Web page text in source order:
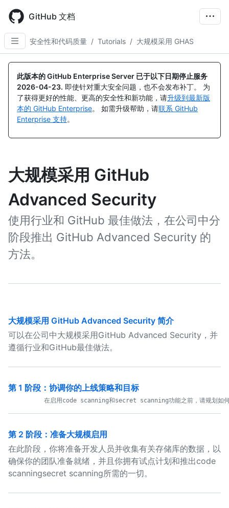
main
content
GitHub 文档
安全性和代码质量 / Tutorials / 大规模采用 GHAS
此版本的 GitHub Enterprise Server 已于以下日期停止服务
2026-04-23. 即使针对重大安全问题，也不会发布补丁。 为
了获得更好的性能、更高的安全性和新功能，请升级到最新版
本的 GitHub Enterprise。 如需升级帮助，请联系 GitHub
Enterprise 支持。
大规模采用 GitHub
Advanced Security
使用行业和 GitHub 最佳做法，在公司中分
阶段推出 GitHub Advanced Security 的
方法。
大规模采用 GitHub Advanced Security 简介
可以在公司中大规模采用GitHub Advanced Security，并
遵循行业和GitHub最佳做法。
第 1 阶段：协调你的上线策略和目标
第 2 阶段：准备大规模启用
在此阶段，你将准备开发人员并收集有关存储库的数据，以
确保你的团队准备就绪，并且你拥有试点计划和推出code
scanningsecret scanning所需的一切。